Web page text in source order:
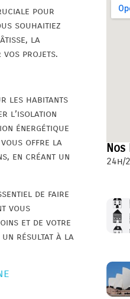
pour
souhaitiez
la
projets.
les habitants
l’isolation
énergétique
vous offre la
en créant un
de faire
vous
et de votre
un résultat à la
24h/